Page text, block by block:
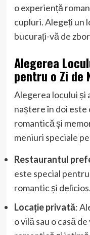
o experiență
cupluri. Alegeți un
bucurați-vă de
Alegerea
pentru o Zi de
Alegerea locului și
naștere în doi
romantică și
meniuri speciale
Restaurantul
este special
romantic și delicios.
Locație privată:
o vilă sau o casă